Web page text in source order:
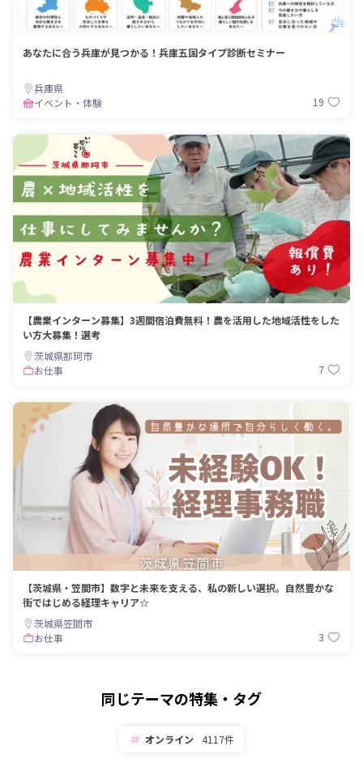
あなたに合う兵庫が見つかる！兵庫五国タイプ診断セミナー
兵庫県
イベント・体験
19
【農業インターン募集】3週間宿泊費無料！農を活用した地域活性をした
い方大募集！選考
茨城県那珂市
お仕事
7
【茨城県・笠間市】数字と未来を支える、私の新しい選択。自然豊かな
街ではじめる経理キャリア☆
茨城県笠間市
お仕事
3
同じテーマの特集・タグ
オンライン 4117件